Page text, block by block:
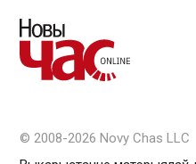
© 2008-2026 Novy Chas LLC